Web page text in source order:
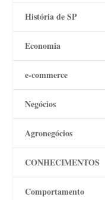
História de SP
Economia
e-commerce
Negócios
Agronegócios
CONHECIMENTOS
Comportamento